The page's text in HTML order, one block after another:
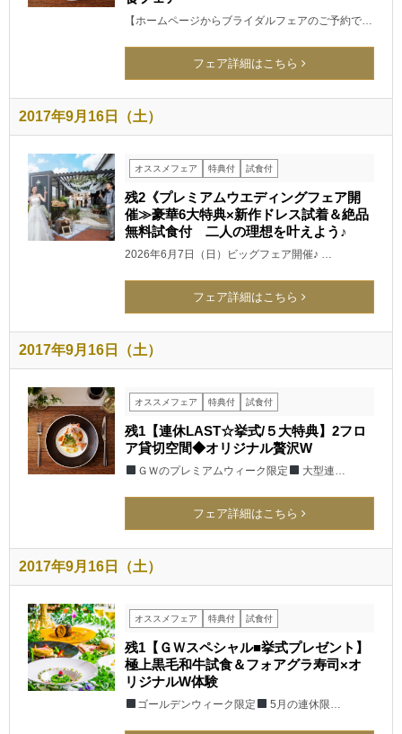
【ホームページからブライダルフェアのご予約で…
フェア詳細はこちら
2017年9月16日（土）
オススメフェア 特典付 試食付
残2《プレミアムウエディングフェア開
催≫豪華6大特典×新作ドレス試着＆絶品
無料試食付 二人の理想を叶えよう♪
2026年6月7日（日）ビッグフェア開催♪ …
フェア詳細はこちら
2017年9月16日（土）
オススメフェア 特典付 試食付
残1【連休LAST☆挙式/５大特典】2フロ
ア貸切空間◆オリジナル贅沢W
ＧＷのプレミアムウィーク限定 大型連…
フェア詳細はこちら
2017年9月16日（土）
オススメフェア 特典付 試食付
残1【ＧＷスペシャル■挙式プレゼント】
極上黒毛和牛試食＆フォアグラ寿司×オ
リジナルW体験
ゴールデンウィーク限定 5月の連休限…